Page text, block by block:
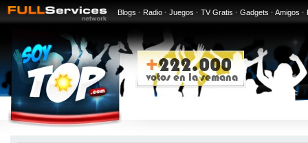
Blogs · Radio · Juegos · TV Gratis · Gadgets · Amigos ·